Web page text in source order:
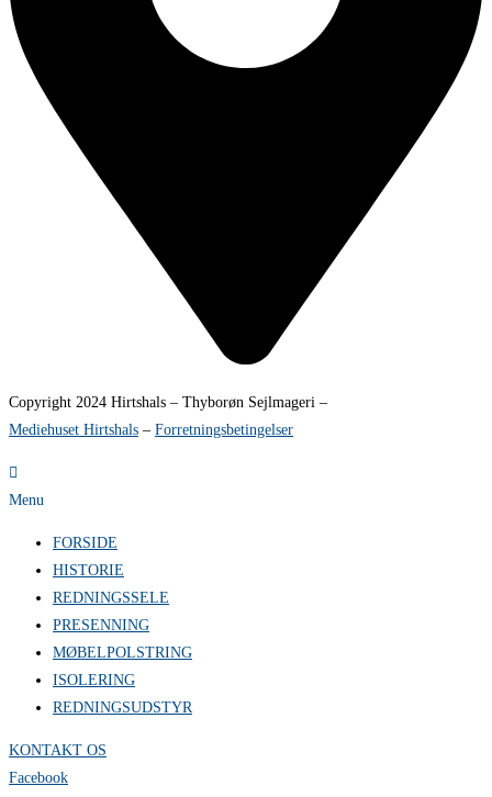
Copyright 2024 Hirtshals – Thyborøn Sejlmageri –
Mediehuset Hirtshals – Forretningsbetingelser
Menu
FORSIDE
HISTORIE
REDNINGSSELE
PRESENNING
MØBELPOLSTRING
ISOLERING
REDNINGSUDSTYR
KONTAKT OS
Facebook